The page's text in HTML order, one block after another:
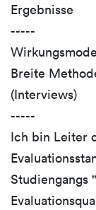
Ergebnisse
-----
Breite
(Interviews)
-----
Ich bin Leiter
Studiengangs